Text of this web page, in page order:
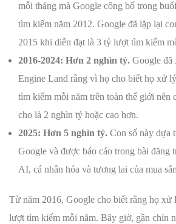
mỗi tháng mà Google công bố trong
tìm kiếm năm 2012. Google đã lặp lại
2015 khi diễn đạt là 3 tỷ lượt tìm kiếm
2016-2024: Hơn 2 nghìn tỷ. Google đã
Engine Land rằng vì họ cho biết họ xử
tìm kiếm mỗi năm trên toàn thế giới nên
cho là 2 nghìn tỷ hoặc cao hơn.
2025: Hơn 5 nghìn tỷ. Con số này dựa
Google và được báo cáo trong bài đăng
AI, cá nhân hóa và tương lai của mua
Từ năm 2016, Google cho biết rằng họ xử
lượt tìm kiếm mỗi năm. Bây giờ, gần chín